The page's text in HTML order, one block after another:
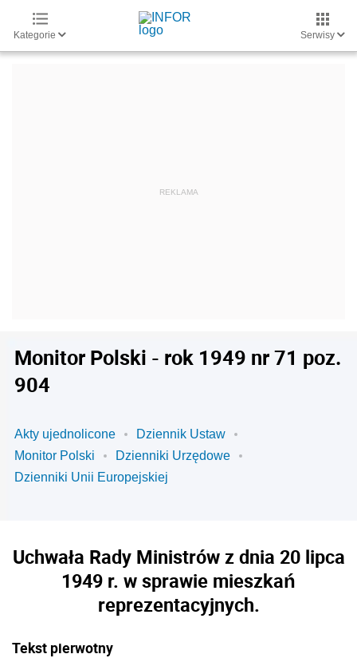
Kategorie Serwisy
Monitor Polski - rok 1949 nr 71 poz.
904
Akty ujednolicone
Dziennik Ustaw
Monitor Polski
Dzienniki Urzędowe
Dzienniki Unii Europejskiej
Uchwała Rady Ministrów z dnia 20 lipca
1949 r. w sprawie mieszkań
reprezentacyjnych.
Tekst pierwotny